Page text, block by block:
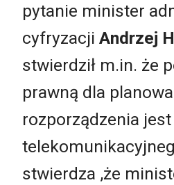
pytanie minister
cyfryzacji Andrzej
stwierdził m.in. że
prawną dla
rozporządzenia
stwierdza ,że